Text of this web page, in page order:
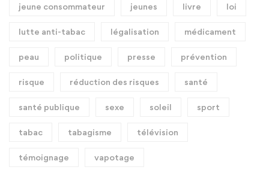
jeune consommateur jeunes livre loi
lutte anti-tabac légalisation médicament
peau politique presse prévention
risque réduction des risques santé
santé publique sexe soleil sport
tabac tabagisme télévision
témoignage vapotage